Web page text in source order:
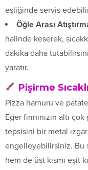
eşliğinde servis
Öğle Arası
halinde keserek,
dakika daha
yaratır.
Pişirme
Pizza hamuru ve
Eğer fırınınızın altı
tepsisini bir metal
engelleyebilirsiniz. Bu
hem de üst kısmı eşit